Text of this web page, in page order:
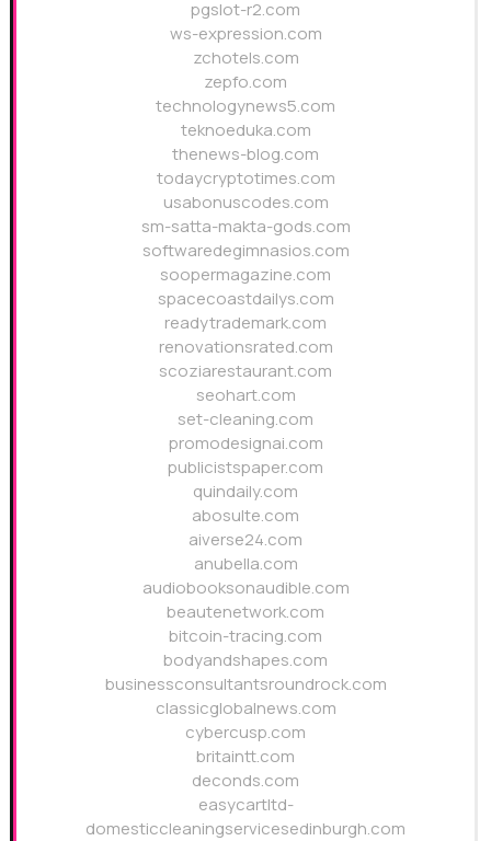
pgslot-r2.com
ws-expression.com
zchotels.com
zepfo.com
technologynews5.com
teknoeduka.com
thenews-blog.com
todaycryptotimes.com
usabonuscodes.com
sm-satta-makta-gods.com
softwaredegimnasios.com
soopermagazine.com
spacecoastdailys.com
readytrademark.com
renovationsrated.com
scoziarestaurant.com
seohart.com
set-cleaning.com
promodesignai.com
publicistspaper.com
quindaily.com
abosulte.com
aiverse24.com
anubella.com
audiobooksonaudible.com
beautenetwork.com
bitcoin-tracing.com
bodyandshapes.com
businessconsultantsroundrock.com
classicglobalnews.com
cybercusp.com
britaintt.com
deconds.com
easycartltd-
domesticcleaningservicesedinburgh.com